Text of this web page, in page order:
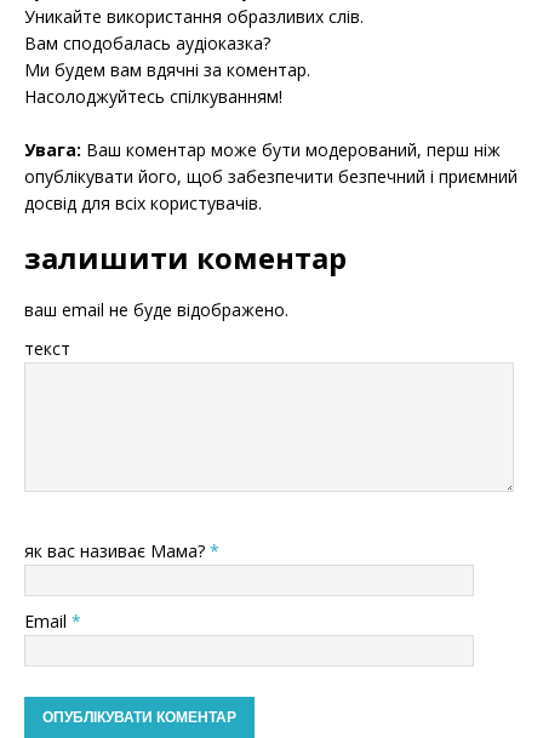
Уникайте використання образливих слів.
Вам сподобалась аудіоказка?
Ми будем вам вдячні за коментар.
Насолоджуйтесь спілкуванням!
Увага: Ваш коментар може бути модерований, перш ніж
опублікувати його, щоб забезпечити безпечний і приємний
досвід для всіх користувачів.
залишити коментар
ваш email не буде відображено.
текст
як вас називає Мама? *
Email *